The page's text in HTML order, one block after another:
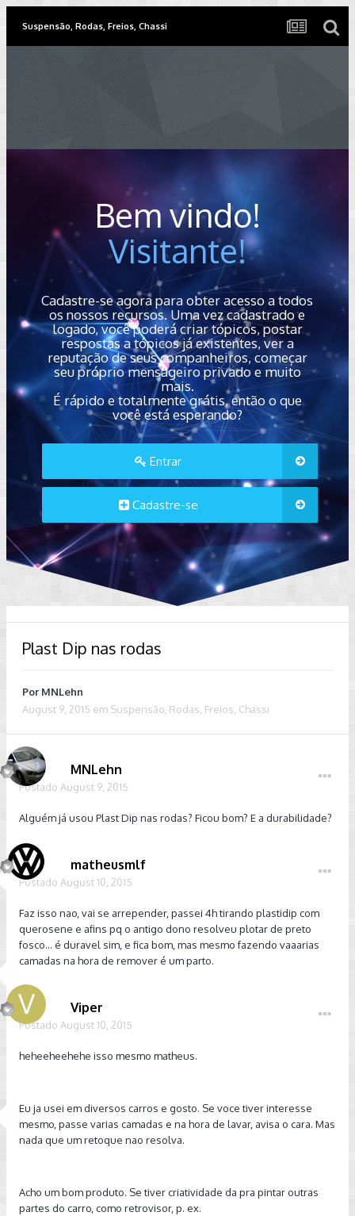
Suspensão, Rodas, Freios, Chassi
Bem vindo!
Visitante!
Cadastre-se agora para obter acesso a todos
os nossos recursos. Uma vez cadastrado e
logado, você poderá criar tópicos, postar
respostas a tópicos já existentes, ver a
reputação de seus companheiros, começar
seu próprio mensageiro privado e muito
mais.
É rápido e totalmente grátis, então o que
você está esperando?
Entrar
Cadastre-se
Plast Dip nas rodas
Por MNLehn
August 9, 2015 em Suspensão, Rodas, Freios, Chassi
MNLehn
Postado August 9, 2015
Alguém já usou Plast Dip nas rodas? Ficou bom? E a durabilidade?
matheusmlf
Postado August 10, 2015
Faz isso nao, vai se arrepender, passei 4h tirando plastidip com
querosene e afins pq o antigo dono resolveu plotar de preto
fosco... é duravel sim, e fica bom, mas mesmo fazendo vaaarias
camadas na hora de remover é um parto.
Viper
Postado August 10, 2015
heheeheehehe isso mesmo matheus.
Eu ja usei em diversos carros e gosto. Se voce tiver interesse
mesmo, passe varias camadas e na hora de lavar, avisa o cara. Mas
nada que um retoque nao resolva.
Acho um bom produto. Se tiver criatividade da pra pintar outras
partes do carro, como retrovisor, p. ex.